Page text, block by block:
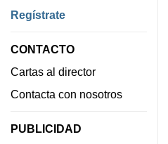
Regístrate
CONTACTO
Cartas al director
Contacta con nosotros
PUBLICIDAD